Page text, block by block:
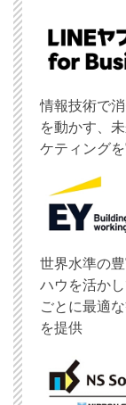
情報技術で
を動かす、
ケティングを
世界水準の
ハウを活か
ごとに最適
を提供